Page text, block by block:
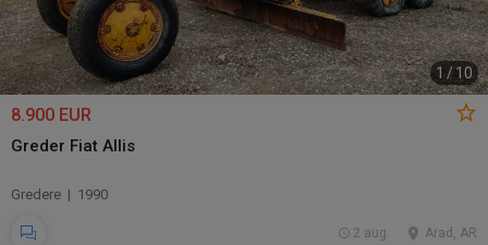
1 /10
8.900 EUR
Greder Fiat Allis
Gredere | 1990
Arad, AR
2 aug.